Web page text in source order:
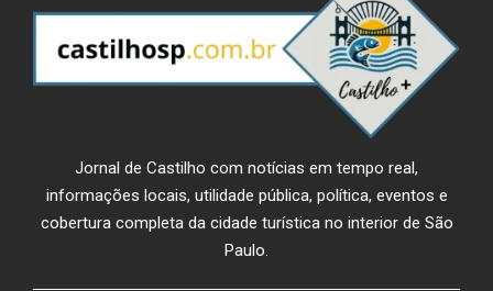
Jornal de Castilho com notícias em tempo real,
informações locais, utilidade pública, política, eventos e
cobertura completa da cidade turística no interior de São
Paulo.